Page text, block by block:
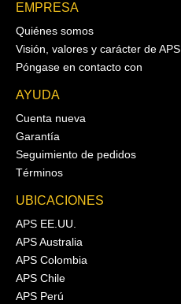
EMPRESA
Quiénes somos
Visión, valores y carácter de APS
Póngase en contacto con
AYUDA
Cuenta nueva
Garantía
Seguimiento de pedidos
Términos
UBICACIONES
APS EE.UU.
APS Australia
APS Colombia
APS Chile
APS Perú